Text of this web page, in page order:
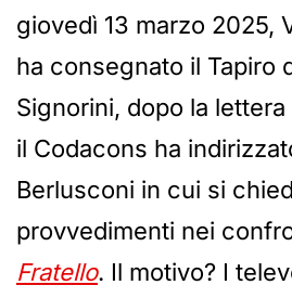
giovedì 13 marzo 2025,
ha consegnato il Tapiro
Signorini, dopo la
il Codacons ha
Berlusconi in cui si
provvedimenti nei
Fratello. Il motivo? I